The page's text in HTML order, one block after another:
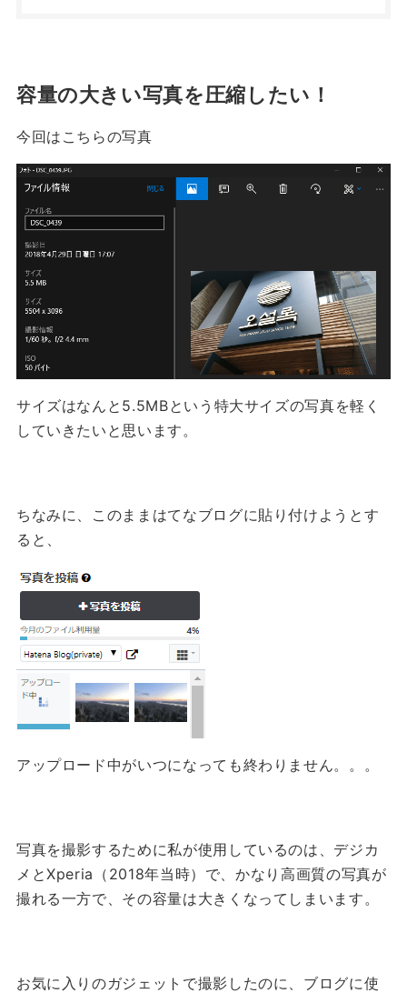
容量の大きい写真を圧縮したい！
今回はこちらの写真
サイズはなんと5.5MBという特大サイズの写真を軽く
していきたいと思います。
ちなみに、このままはてなブログに貼り付けようとす
ると、
アップロード中がいつになっても終わりません。。。
写真を撮影するために私が使用しているのは、デジカ
メとXperia（2018年当時）で、かなり高画質の写真が
撮れる一方で、その容量は大きくなってしまいます。
お気に入りのガジェットで撮影したのに、ブログに使